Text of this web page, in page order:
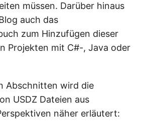
müssen. Darüber hinaus
auch das
zum Hinzufügen dieser
Projekten mit C#-, Java oder
Abschnitten wird die
USDZ Dateien aus
näher erläutert: